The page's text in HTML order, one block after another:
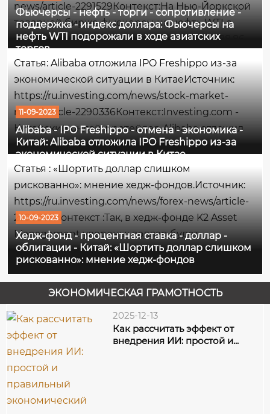
news/article-2291529Контекст:На Нью-Йоркской
товарной бирже фьючерсы на нефть WTI с
поставкой в октябре торгуются по цене 88,86
данного комментария поднявшись на
0,38%.Максимумом сессии...
Фьючерсы - нефть - торги - сопротивление -
поддержка - индекс доллара: Фьючерсы на
нефть WTI подорожали в ходе азиатских
торгов
Статья: Alibaba отложила IPO Freshippo из-за
экономической ситуации в КитаеИсточник:
https://ru.investing.com/news/stock-market-
news/article-2290336Контекст:Investing.com -
Китайский онлайн-ретейлер Alibaba отложил
первичное размещение акций своей
слабого интереса к акциям потребительского
сектора,...
11-09-2023
Alibaba - IPO Freshippo - отмена - экономика -
Китай: Alibaba отложила IPO Freshippo из-за
экономической ситуации в Китае
Статья : «Шортить доллар слишком
рискованно»: мнение хедж-фондов.Источник:
https://ru.investing.com/news/forex-news/article-
2290295Контекст :Так, в хедж-фонде K2 Asset
Management уверены: доллар будет
продолжать расти, поскольку процентная
ставка в США пока повышенная, а фонд AVM
Capital ожидает, что рост доходности
казначейских...
10-09-2023
Хедж-фонд - процентная ставка - доллар -
облигации - Китай: «Шортить доллар слишком
рискованно»: мнение хедж-фондов
ЭКОНОМИЧЕСКАЯ ГРАМОТНОСТЬ
2025-12-13
Как рассчитать эффект от
внедрения ИИ: простой и...